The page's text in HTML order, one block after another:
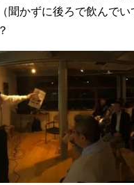
聞かずに後ろで飲んで